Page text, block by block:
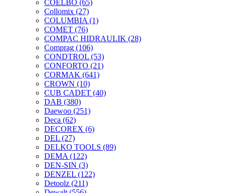
COELBO (65)
Collomix (27)
COLUMBIA (1)
COMET (76)
COMPAC HIDRAULIK (28)
Comprag (106)
CONDTROL (53)
CONFORTO (21)
CORMAK (641)
CROWN (10)
CUB CADET (40)
DAB (380)
Daewoo (251)
Deca (62)
DECOREX (6)
DEL (27)
DELKO TOOLS (89)
DEMA (122)
DEN-SIN (3)
DENZEL (122)
Detoolz (211)